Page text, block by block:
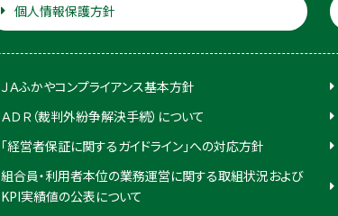
個人情報保護方針
ＪＡふかやコンプライアンス基本方針
ＡＤＲ（裁判外紛争解決手続）について
「経営者保証に関するガイドライン」への対応方針
組合員・利用者本位の業務運営に関する取組状況および
KPI実績値の公表について